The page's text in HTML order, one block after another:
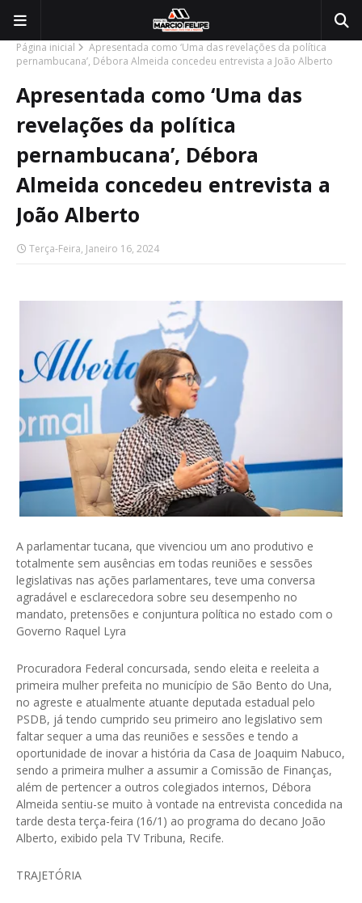
Página inicial
Apresentada como ‘Uma das revelações da política
pernambucana’, Débora Almeida concedeu entrevista a João Alberto
Apresentada como ‘Uma das
revelações da política
pernambucana’, Débora
Almeida concedeu entrevista a
João Alberto
Terça-Feira, Janeiro 16, 2024
A parlamentar tucana, que vivenciou um ano produtivo e
totalmente sem ausências em todas reuniões e sessões
legislativas nas ações parlamentares, teve uma conversa
agradável e esclarecedora sobre seu desempenho no
mandato, pretensões e conjuntura política no estado com o
Governo Raquel Lyra
Procuradora Federal concursada, sendo eleita e reeleita a
primeira mulher prefeita no município de São Bento do Una,
no agreste e atualmente atuante deputada estadual pelo
PSDB, já tendo cumprido seu primeiro ano legislativo sem
faltar sequer a uma das reuniões e sessões e tendo a
oportunidade de inovar a história da Casa de Joaquim Nabuco,
sendo a primeira mulher a assumir a Comissão de Finanças,
além de pertencer a outros colegiados internos, Débora
Almeida sentiu-se muito à vontade na entrevista concedida na
tarde desta terça-feira (16/1) ao programa do decano João
Alberto, exibido pela TV Tribuna, Recife.
TRAJETÓRIA